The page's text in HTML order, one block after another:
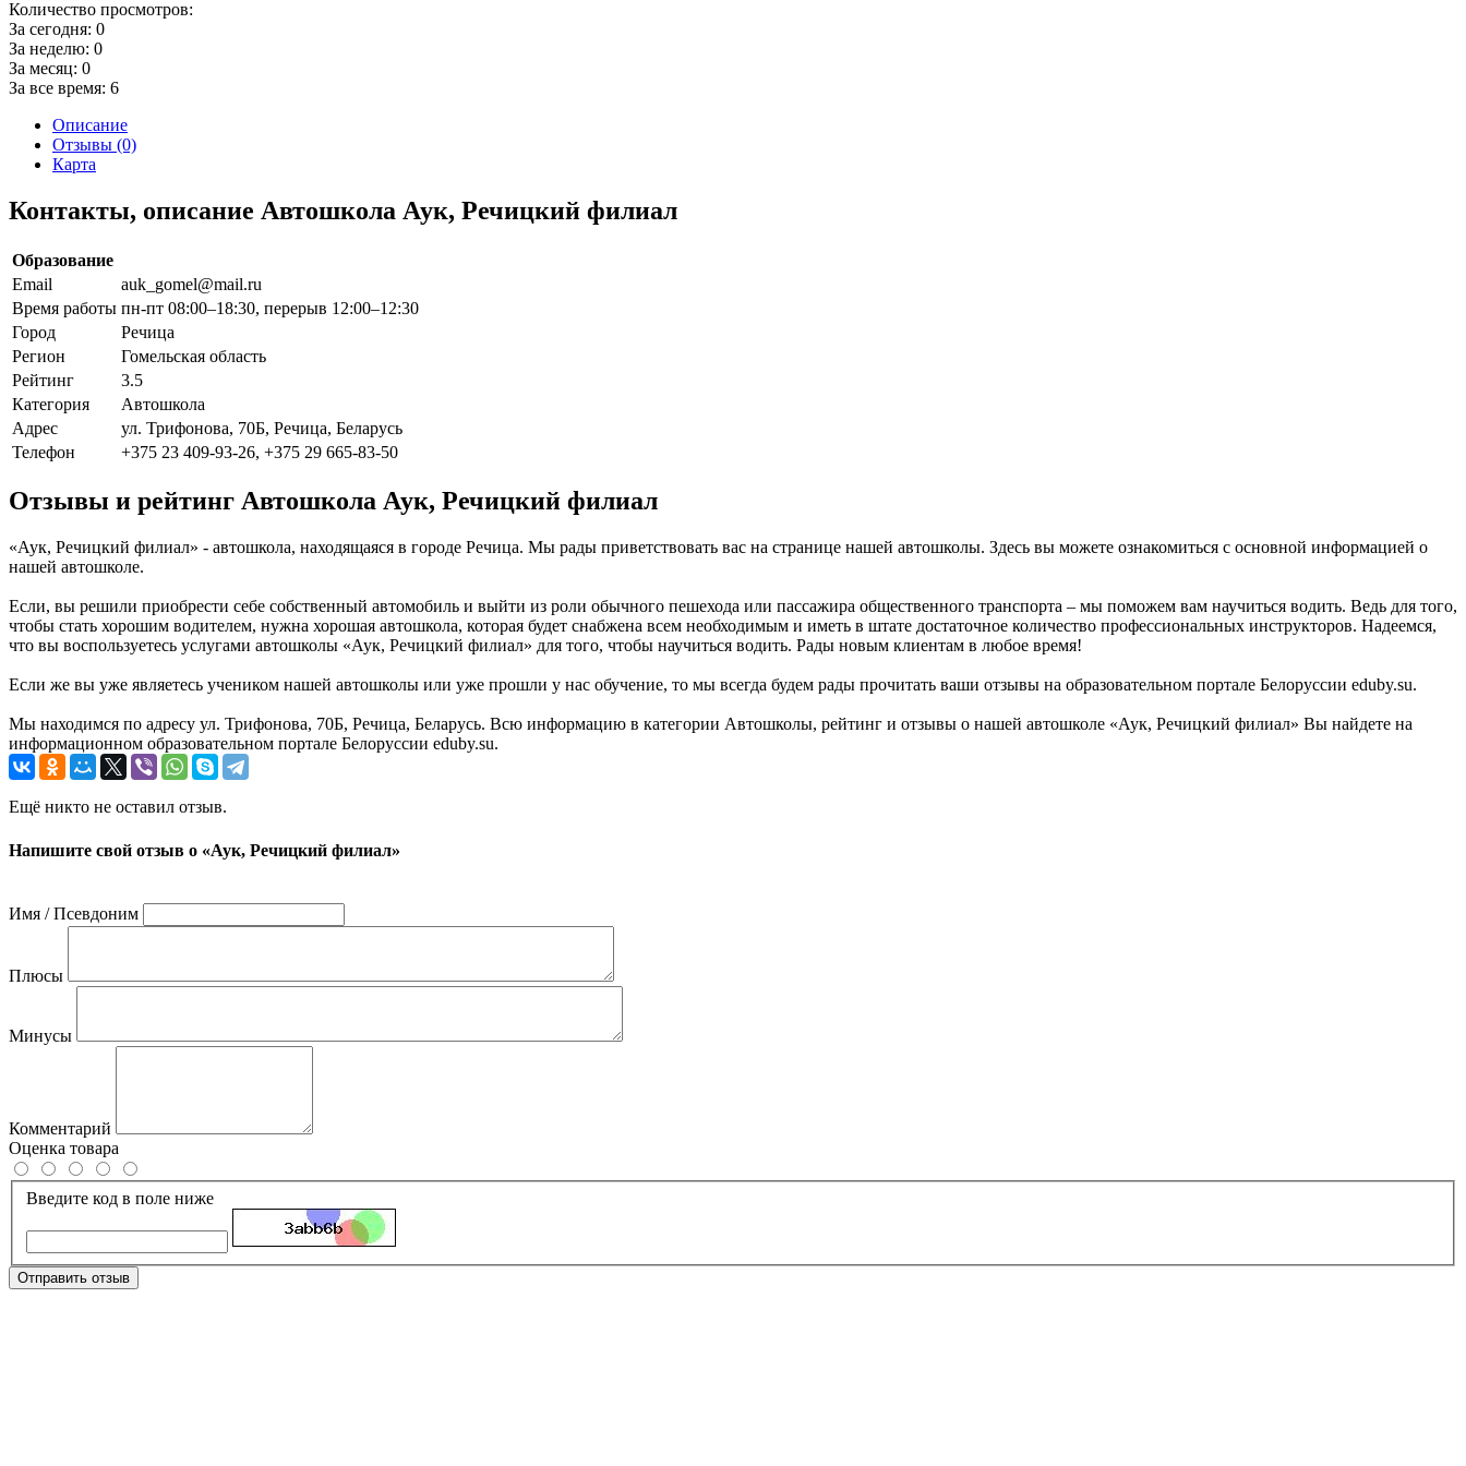
Количество просмотров:
За сегодня: 0
За неделю: 0
За месяц: 0
За все время: 6
Описание
Отзывы (0)
Карта
Контакты, описание Автошкола Аук, Речицкий филиал
Образование
Email
auk_gomel@mail.ru
Время работы пн-пт 08:00–18:30, перерыв 12:00–12:30
Город
Речица
Регион
Гомельская область
Рейтинг
3.5
Категория
Автошкола
Адрес
ул. Трифонова, 70Б, Речица, Беларусь
Телефон
+375 23 409-93-26, +375 29 665-83-50
Отзывы и рейтинг Автошкола Аук, Речицкий филиал
«Аук, Речицкий филиал» - автошкола, находящаяся в городе Речица. Мы рады приветствовать вас на странице нашей автошколы. Здесь вы можете ознакомиться с основной информацией о
нашей автошколе.
Если, вы решили приобрести себе собственный автомобиль и выйти из роли обычного пешехода или пассажира общественного транспорта – мы поможем вам научиться водить. Ведь для того,
чтобы стать хорошим водителем, нужна хорошая автошкола, которая будет снабжена всем необходимым и иметь в штате достаточное количество профессиональных инструкторов. Надеемся,
что вы воспользуетесь услугами автошколы «Аук, Речицкий филиал» для того, чтобы научиться водить. Рады новым клиентам в любое время!
Если же вы уже являетесь учеником нашей автошколы или уже прошли у нас обучение, то мы всегда будем рады прочитать ваши отзывы на образовательном портале Белоруссии eduby.su.
Мы находимся по адресу ул. Трифонова, 70Б, Речица, Беларусь. Всю информацию в категории Автошколы, рейтинг и отзывы о нашей автошколе «Аук, Речицкий филиал» Вы найдете на
информационном образовательном портале Белоруссии eduby.su.
Ещё никто не оставил отзыв.
Напишите свой отзыв о «Аук, Речицкий филиал»
Имя / Псевдоним
Плюсы
Минусы
Комментарий
Оценка товара
Введите код в поле ниже
Отправить отзыв